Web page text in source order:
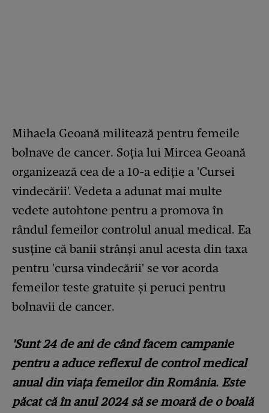
Mihaela Geoană militează pentru femeile
bolnave de cancer. Soția lui Mircea Geoană
organizează cea de a 10-a ediție a 'Cursei
vindecării'. Vedeta a adunat mai multe
vedete autohtone pentru a promova în
rândul femeilor controlul anual medical. Ea
susține că banii strânși anul acesta din taxa
pentru 'cursa vindecării' se vor acorda
femeilor teste gratuite și peruci pentru
bolnavii de cancer.
'Sunt 24 de ani de când facem campanie
pentru a aduce reflexul de control medical
anual din viața femeilor din România. Este
păcat că în anul 2024 să se moară de o boală